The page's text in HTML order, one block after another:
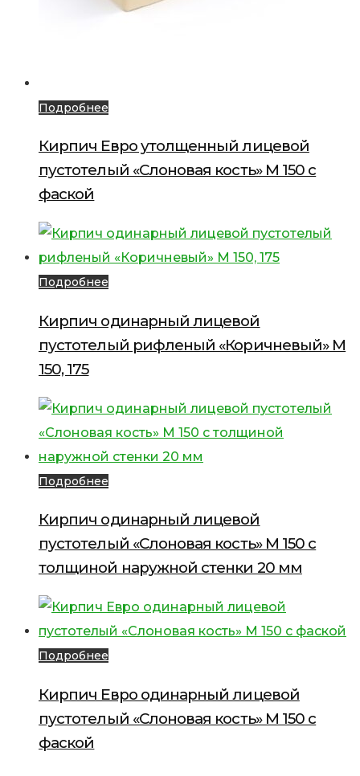
Подробнее
Кирпич Евро утолщенный лицевой
пустотелый «Слоновая кость» М 150 с
фаской
Подробнее
Кирпич одинарный лицевой
пустотелый рифленый «Коричневый» М
150, 175
Подробнее
Кирпич одинарный лицевой
пустотелый «Слоновая кость» М 150 с
толщиной наружной стенки 20 мм
Подробнее
Кирпич Евро одинарный лицевой
пустотелый «Слоновая кость» М 150 с
фаской